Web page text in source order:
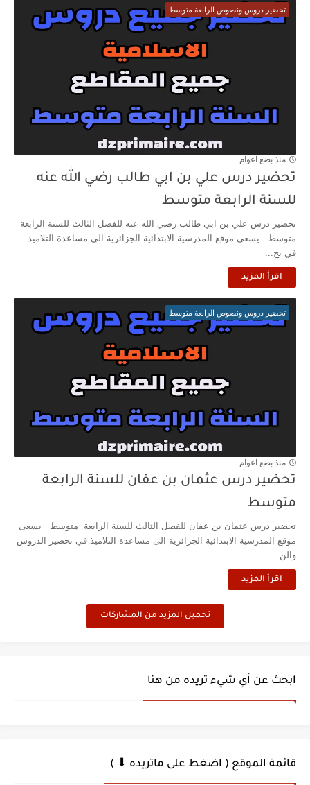
تحضير دروس ونصوص الرابعة متوسط
منذ بضع اعوام
تحضير درس علي بن ابي طالب رضي الله عنه
للسنة الرابعة متوسط
تحضير درس علي بن ابي طالب رضي الله عنه للفصل الثالث للسنة الرابعة
متوسط يسعى موقع المدرسية الابتدائية الجزائرية الى مساعدة التلاميذ
في تح...
اقرأ المزيد
تحضير دروس ونصوص الرابعة متوسط
منذ بضع اعوام
تحضير درس عثمان بن عفان للسنة الرابعة
متوسط
تحضير درس عثمان بن عفان للفصل الثالث للسنة الرابعة متوسط يسعى
موقع المدرسية الابتدائية الجزائرية الى مساعدة التلاميذ في تحضير الدروس
والن...
اقرأ المزيد
تحميل المزيد من المشاركات
ابحث عن أي شيء تريده من هنا
قائمة الموقع ( اضغط على ماتريده ⬇ )